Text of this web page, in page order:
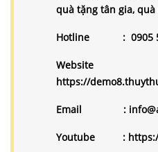
quà tặng tân gia, quà
Hotline: 0905
Website
https://
Email :
Youtube: